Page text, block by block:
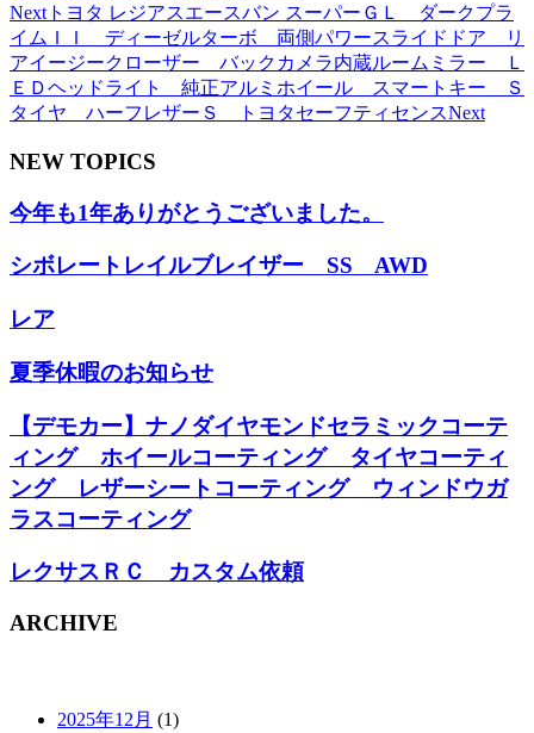
Next トヨタ レジアスエースバン スーパーＧＬ ダークプラ
イムＩＩ ディーゼルターボ 両側パワースライドドア リ
アイージークローザー バックカメラ内蔵ルームミラー Ｌ
ＥＤヘッドライト 純正アルミホイール スマートキー Ｓ
タイヤ ハーフレザーＳ トヨタセーフティセンスNext
NEW TOPICS
今年も1年ありがとうございました。
シボレートレイルブレイザー SS AWD
レア
夏季休暇のお知らせ
【デモカー】ナノダイヤモンドセラミックコーテ
ィング ホイールコーティング タイヤコーティ
ング レザーシートコーティング ウィンドウガ
ラスコーティング
レクサスＲＣ カスタム依頼
ARCHIVE
2025年12月 (1)